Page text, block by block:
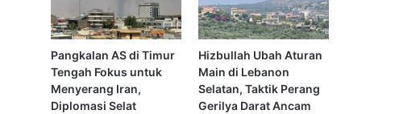
Pangkalan AS di Timur
Tengah Fokus untuk
Menyerang Iran,
Diplomasi Selat
Hizbullah Ubah Aturan
Main di Lebanon
Selatan, Taktik Perang
Gerilya Darat Ancam